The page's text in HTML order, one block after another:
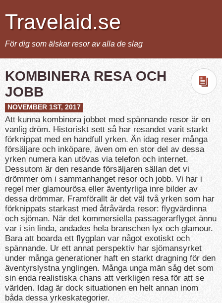
Travelaid.se
För dig som älskar resor av alla de slag
KOMBINERA RESA OCH
JOBB
NOVEMBER 1ST, 2017
Att kunna kombinera jobbet med spännande resor är en
vanlig dröm. Historiskt sett så har resandet varit starkt
förknippat med en handfull yrken. Än idag reser många
försäljare och inköpare, även om en stor del av dessa
yrken numera kan utövas via telefon och internet.
Dessutom är den resande försäljaren sällan det vi
drömmer om i sammanhanget resor och jobb. Vi har i
regel mer glamourösa eller äventyrliga inre bilder av
dessa drömmar. Framförallt är det väl två yrken som har
förknippats starkast med åtråvärda resor: flygvärdinna
och sjöman. När det kommersiella passagerarflyget ännu
var i sin linda, andades hela branschen lyx och glamour.
Bara att boarda ett flygplan var något exotiskt och
spännande. Ur ett annat perspektiv har sjömansyrket
under många generationer haft en starkt dragning för den
äventyrslystna ynglingen. Många unga män såg det som
sin enda realistiska chans att verkligen resa för att se
världen. Idag är dock situationen en helt annan inom
båda dessa yrkeskategorier.